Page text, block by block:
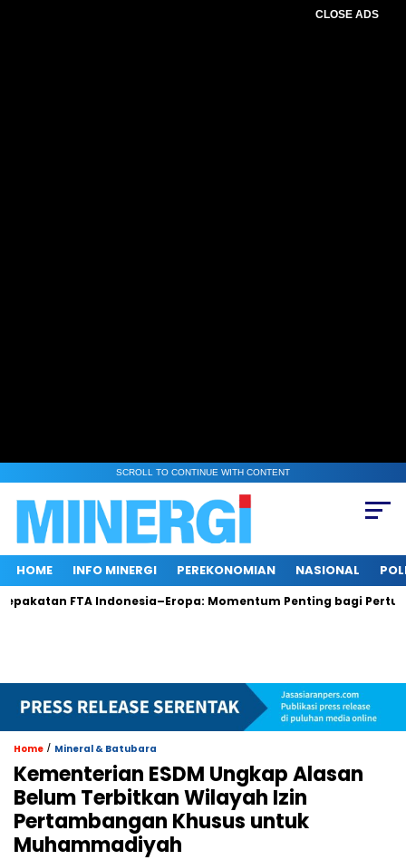
CLOSE ADS
SCROLL TO CONTINUE WITH CONTENT
HOME INFO MINERGI PEREKONOMIAN NASIONAL
FTA Indonesia–Eropa: Momentum Penting bagi Pertumbuhan
Home / Mineral & Batubara
Kementerian ESDM Ungkap Alasan
Belum Terbitkan Wilayah Izin
Pertambangan Khusus untuk
Muhammadiyah